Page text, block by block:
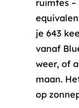
ruimtes –
je 643
vanaf
weer, of
maan.
op